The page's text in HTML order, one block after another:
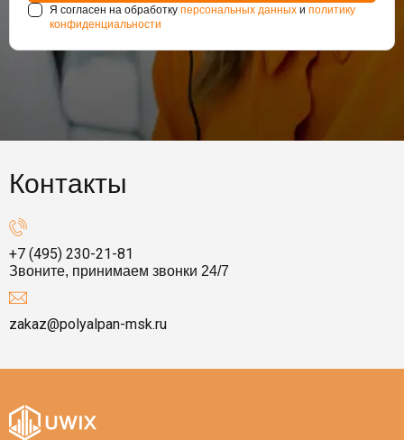
Я согласен на обработку персональных данных и политику
конфиденциальности
Контакты
+7 (495) 230-21-81
Звоните, принимаем звонки 24/7
zakaz@polyalpan-msk.ru